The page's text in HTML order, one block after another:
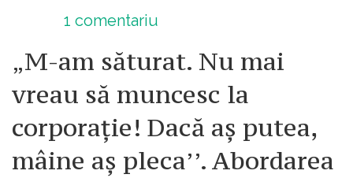
1 comentariu
„M-am săturat. Nu mai
vreau să muncesc la
corporație! Dacă aș putea,
mâine aș pleca’’. Abordarea